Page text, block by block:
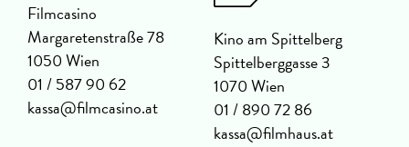
Filmcasino
Margaretenstraße 78
1050 Wien
01 / 587 90 62
kassa@filmcasino.at
Kino am Spittelberg
Spittelberggasse 3
1070 Wien
01 / 890 72 86
kassa@filmhaus.at